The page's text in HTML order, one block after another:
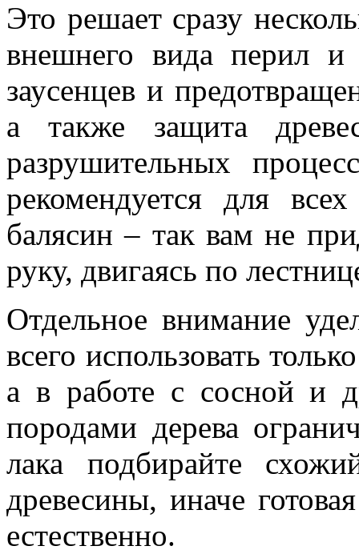
Это решает сразу
внешнего вида перил и
заусенцев и
а также защита
разрушительных
рекомендуется для
балясин – так вам не
руку, двигаясь по
Отдельное внимание
всего использовать
а в работе с сосной и
породами дерева
лака подбирайте
древесины, иначе
естественно.